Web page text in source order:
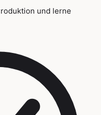
und lerne